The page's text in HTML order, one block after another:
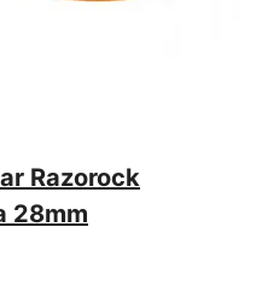
Razorock
28mm